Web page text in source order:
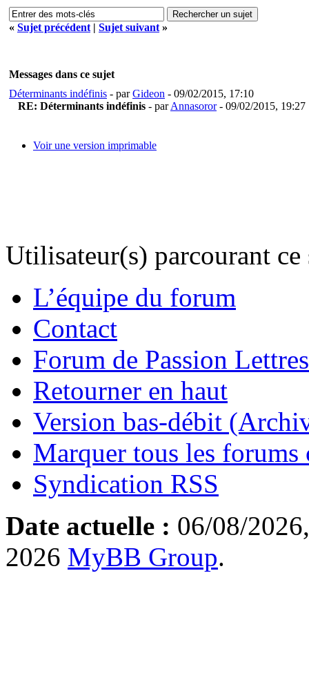
« Sujet précédent | Sujet suivant »
Messages dans ce sujet
Déterminants indéfinis - parGideon - 09/02/2015, 17:10
RE: Déterminants indéfinis - parAnnasoror- 09/02/2015, 19:27
Voir une version imprimable
Utilisateur(s) parcourant
L’équipe du forum
Contact
Forum de Passion Lettres
Retourner en haut
Version bas-débit
Marquer tous les forums
Syndication RSS
Date actuelle : 06/08/
2026 MyBB Group.